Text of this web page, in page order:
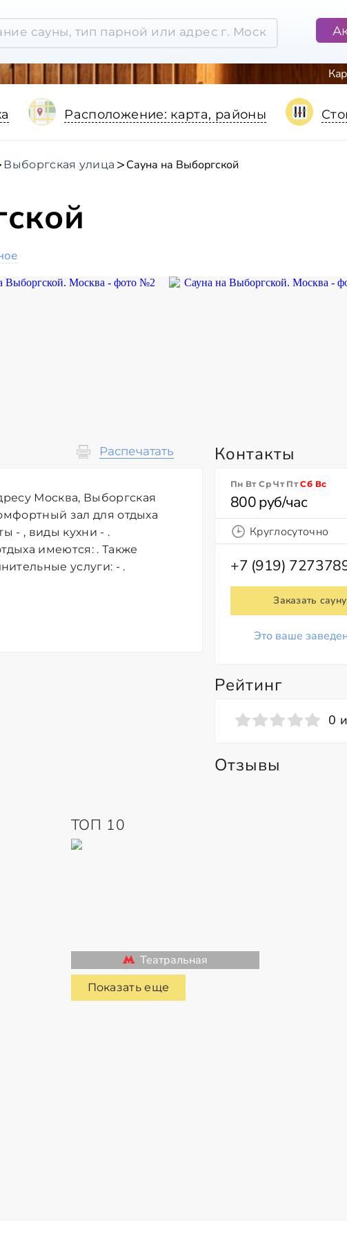
Расположение: карта, районы
Выборгская улица Сауна на Выборгской
Распечатать
Москва, Выборгская
зал для отдыха
- , виды кухни - .
имеются: . Также
услуги: - .
Контакты
Пн Вт Ср Чт ПтСб Вс
800 руб/час
Круглосуточно
+7 (919)
Заказать сауну
Это ваше
Рейтинг
0
Отзывы
ТОП 10
Театральная
Показать еще